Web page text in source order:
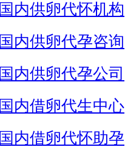
国内供卵代怀机构
国内供卵代孕咨询
国内供卵代孕公司
国内借卵代生中心
国内借卵代怀助孕